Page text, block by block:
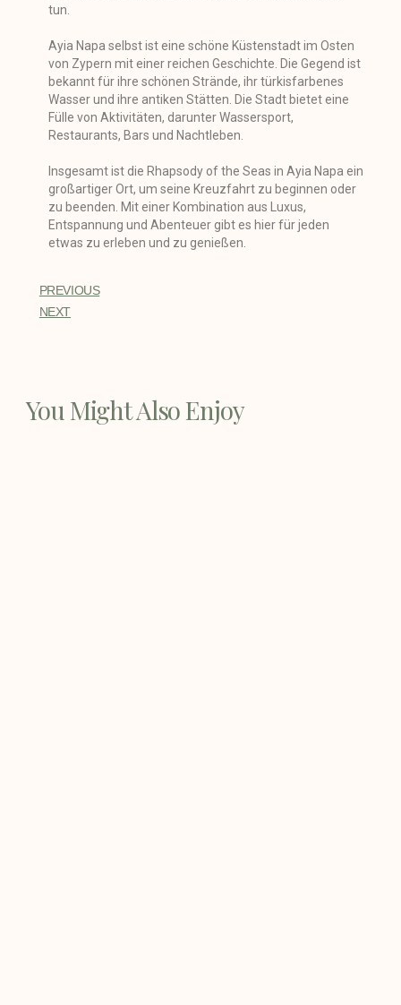
tun.
Ayia Napa selbst ist eine schöne Küstenstadt im Osten
von Zypern mit einer reichen Geschichte. Die Gegend ist
bekannt für ihre schönen Strände, ihr türkisfarbenes
Wasser und ihre antiken Stätten. Die Stadt bietet eine
Fülle von Aktivitäten, darunter Wassersport,
Restaurants, Bars und Nachtleben.
Insgesamt ist die Rhapsody of the Seas in Ayia Napa ein
großartiger Ort, um seine Kreuzfahrt zu beginnen oder
zu beenden. Mit einer Kombination aus Luxus,
Entspannung und Abenteuer gibt es hier für jeden
etwas zu erleben und zu genießen.
PREVIOUS
NEXT
You Might Also Enjoy